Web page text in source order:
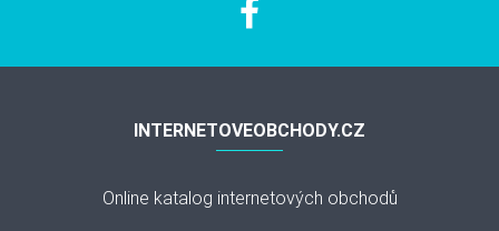
INTERNETOVEOBCHODY.CZ
Online katalog internetových obchodů